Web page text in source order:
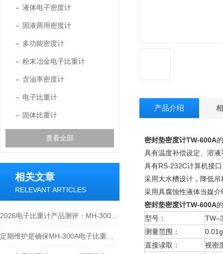
液体电子密度计
固液两用密度计
多功能密度计
粉末冶金电子比重计
含油率密度计
电子比重计
固体比重计
查看全部
相关文章
RELEVANT ARTICLES
产品介绍
密封垫密度计TW-600A
具有温度补偿设定、溶
具有RS-232C计算机接
采用大水槽设计，降低
采用具腐蚀性液体当媒
密封垫密度计TW-600A
型号：
测量范围：
直接读取：
视密